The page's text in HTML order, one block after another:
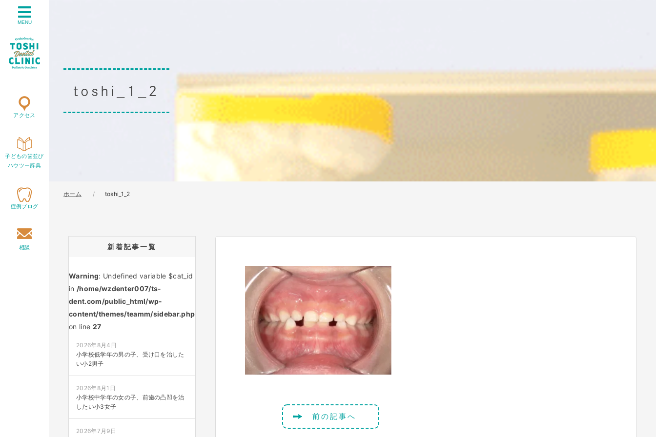
MENU
アクセス
子どもの歯並び
ハウツー辞典
症例ブログ
相談
toshi_1_2
ホーム toshi_1_2
新着記事一覧
Warning: Undefined variable $cat_id
in /home/wzdenter007/ts-
dent.com/public_html/wp-
content/themes/teamm/sidebar.php
on line 27
2026年8月4日
小学校低学年の男の子、受け口を治した
い小2男子
2026年8月1日
小学校中学年の女の子、前歯の凸凹を治
したい小3女子
2026年7月9日
前の記事へ